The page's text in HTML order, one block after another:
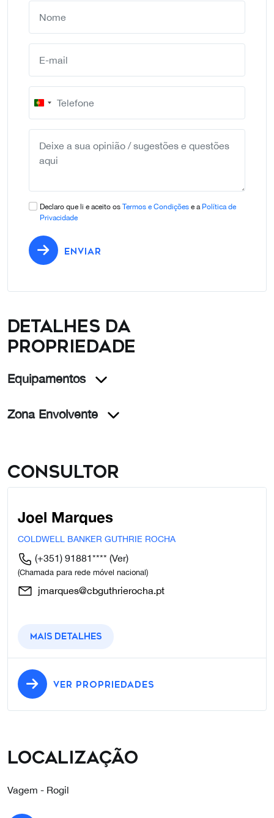
Portugal
+351
Declaro que li e aceito os Termos e Condições e a Política de
Privacidade
ENVIAR
Detalhes da
propriedade
Equipamentos
Zona Envolvente
Consultor
Joel Marques
COLDWELL BANKER GUTHRIE ROCHA
(+351) 91881**** (Ver)
(Chamada para rede móvel nacional)
jmarques@cbguthrierocha.pt
Mais detalhes
VER PROPRIEDADES
Localização
Vagem - Rogil